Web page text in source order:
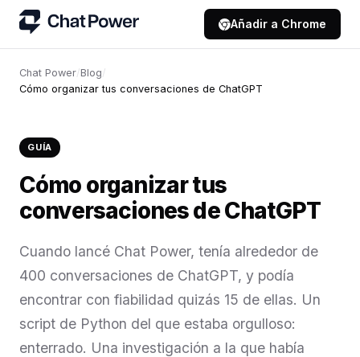
Añadir a Chrome
Chat Power/Blog/
Cómo organizar tus conversaciones de ChatGPT
GUÍA
Cómo organizar tus
conversaciones de ChatGPT
Cuando lancé Chat Power, tenía alrededor de
400 conversaciones de ChatGPT, y podía
encontrar con fiabilidad quizás 15 de ellas. Un
script de Python del que estaba orgulloso:
enterrado. Una investigación a la que había